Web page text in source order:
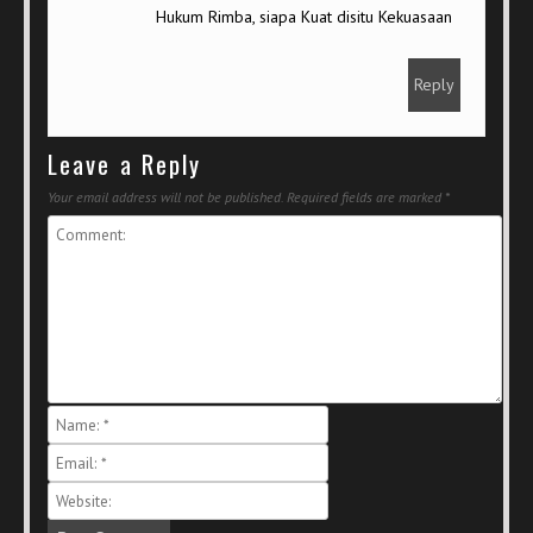
Hukum Rimba, siapa Kuat disitu Kekuasaan
Reply
Leave a Reply
Your email address will not be published. Required fields are marked *